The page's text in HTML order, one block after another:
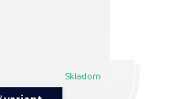
Skladom